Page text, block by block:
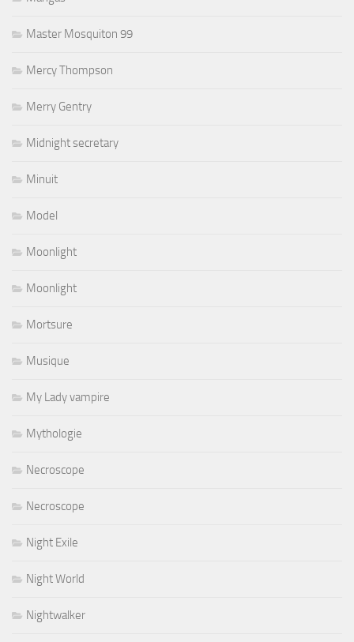
Master Mosquiton 99
Mercy Thompson
Merry Gentry
Midnight secretary
Minuit
Model
Moonlight
Moonlight
Mortsure
Musique
My Lady vampire
Mythologie
Necroscope
Necroscope
Night Exile
Night World
Nightwalker